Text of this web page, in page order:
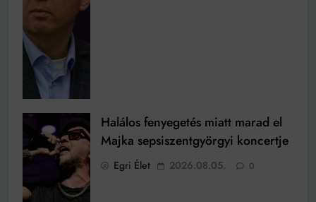
Halálos fenyegetés miatt marad el
Majka sepsiszentgyörgyi koncertje
Egri Élet 2026.08.05. 0